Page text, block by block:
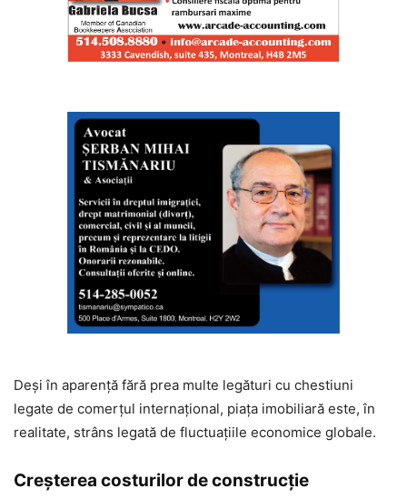
Deși în aparență fără prea multe legături cu chestiuni
legate de comerțul internațional, piața imobiliară este, în
realitate, strâns legată de fluctuațiile economice globale.
Creșterea costurilor de construcție